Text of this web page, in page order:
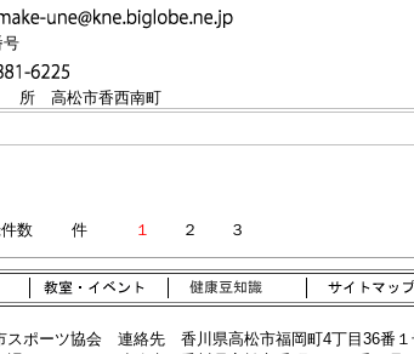
号
高松市香西南町
数 件 １ ２ ３
スポーツ協会
連絡先 香川県高松市福岡町4丁目36番